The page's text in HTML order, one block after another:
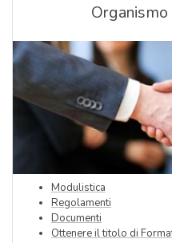
Modulistica
Regolamenti
Documenti
Ottenere il titolo di